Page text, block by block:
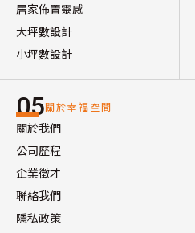
居家佈置靈感
大坪數設計
小坪數設計
05關於幸福空間
關於我們
公司歷程
企業徵才
聯絡我們
隱私政策